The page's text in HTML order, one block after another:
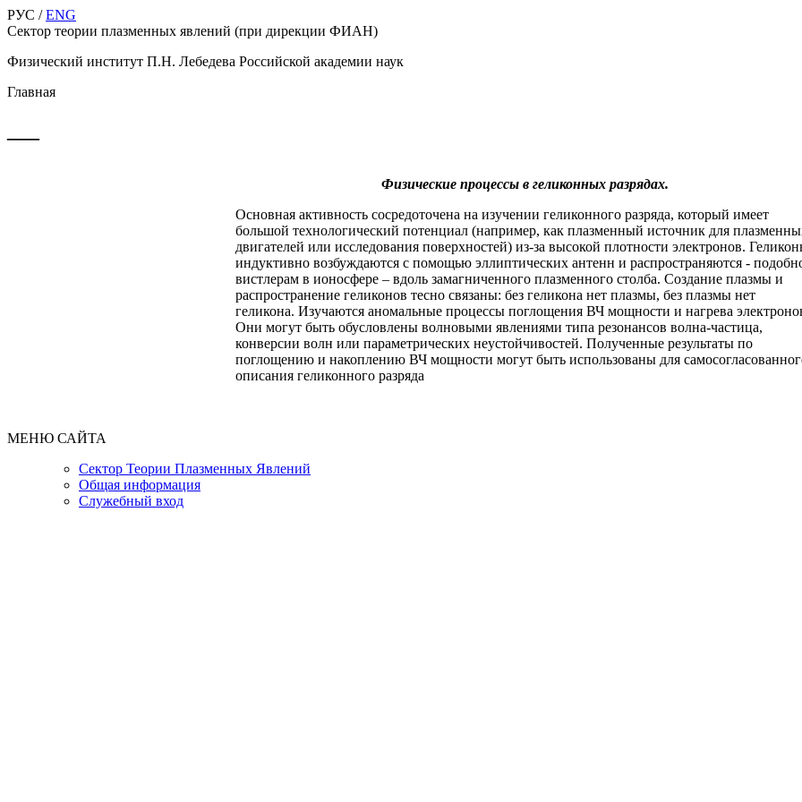
РУС /ENG
Сектор теории плазменных явлений (при дирекции ФИАН)
Физический институт П.Н. Лебедева Российской академии наук
Главная
Физические процессы в геликонных разрядах.
Основная активность сосредоточена на изучении геликонного разряда, который имеет
большой технологический потенциал (например, как плазменный источник для
двигателей или исследования поверхностей) из-за высокой плотности электронов.
индуктивно возбуждаются с помощью эллиптических антенн и распространяются -
вистлерам в ионосфере – вдоль замагниченного плазменного столба. Создание плазмы и
распространение геликонов тесно связаны: без геликона нет плазмы, без плазмы нет
геликона. Изучаются аномальные процессы поглощения ВЧ мощности и нагрева
Они могут быть обусловлены волновыми явлениями типа резонансов волна-частица,
конверсии волн или параметрических неустойчивостей. Полученные результаты по
поглощению и накоплению ВЧ мощности могут быть использованы для
описания геликонного разряда
МЕНЮ САЙТА
Сектор Теории Плазменных Явлений
Общая информация
Служебный вход